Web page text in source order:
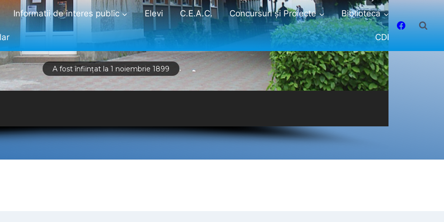
Informatii de interes public Elevi C.E.A.C. Concursuri și Proiecte Biblioteca
CDI
A fost înființat la 1 noiembrie 1899